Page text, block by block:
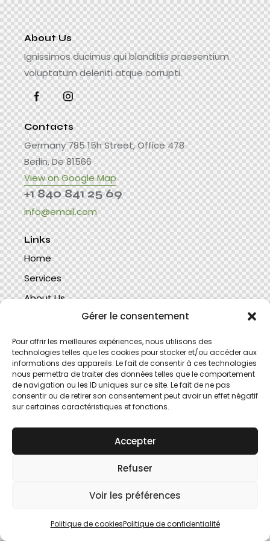
Gérer le consentement
Pour offrir les meilleures expériences, nous utilisons des
technologies telles que les cookies pour stocker et/ou accéder aux
informations des appareils. Le fait de consentir à ces technologies
nous permettra de traiter des données telles que le comportement
de navigation ou les ID uniques sur ce site. Le fait de ne pas
consentir ou de retirer son consentement peut avoir un effet négatif
sur certaines caractéristiques et fonctions.
Accepter
Refuser
Voir les préférences
Politique de cookiesPolitique de confidentialité
About Us
Ignissimos ducimus qui blanditiis praesentium
voluptatum deleniti atque corrupti.
Contacts
Germany 785 15h Street, Office 478
Berlin, De 81566
View on Google Map
+1 840 841 25 69
info@email.com
Links
Home
Services
About Us
Contacts
Sign up for Our Newsletter
ThemeRex© {{Y}}. All Rights Reserved.